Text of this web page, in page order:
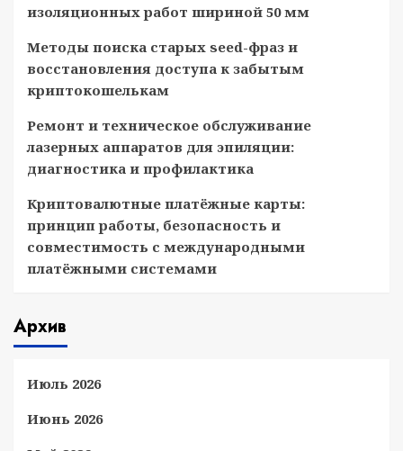
изоляционных работ шириной 50 мм
Методы поиска старых seed-фраз и
восстановления доступа к забытым
криптокошелькам
Ремонт и техническое обслуживание
лазерных аппаратов для эпиляции:
диагностика и профилактика
Криптовалютные платёжные карты:
принцип работы, безопасность и
совместимость с международными
платёжными системами
Архив
Июль 2026
Июнь 2026